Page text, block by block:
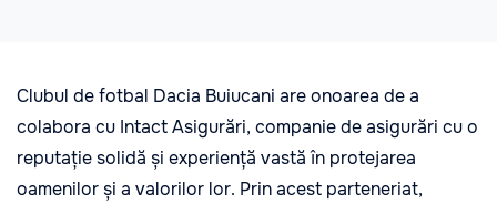
Clubul de fotbal Dacia Buiucani are onoarea de a
colabora cu Intact Asigurări, companie de asigurări cu o
reputație solidă și experiență vastă în protejarea
oamenilor și a valorilor lor. Prin acest parteneriat,